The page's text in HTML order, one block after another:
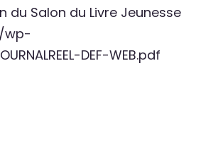
Salon du Livre Jeunesse
wp-
DEF-WEB.pdf